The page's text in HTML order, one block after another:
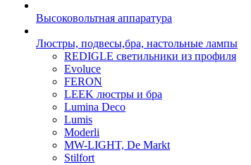
Высоковольтная аппаратура
Люстры, подвесы,бра, настольные лампы
REDIGLE светильники из профиля
Evoluce
FERON
LEEK люстры и бра
Lumina Deco
Lumis
Moderli
MW-LIGHT, De Markt
Stilfort